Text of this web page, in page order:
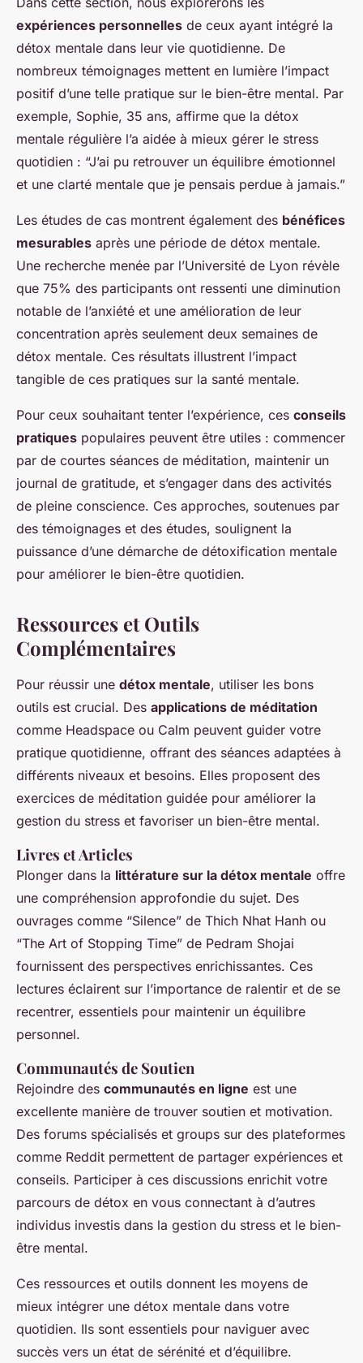
expériences personnelles de ceux ayant intégré la
détox mentale dans leur vie quotidienne. De
nombreux témoignages mettent en lumière l’impact
positif d’une telle pratique sur le bien-être mental. Par
exemple, Sophie, 35 ans, affirme que la détox
mentale régulière l’a aidée à mieux gérer le stress
quotidien : “J’ai pu retrouver un équilibre émotionnel
et une clarté mentale que je pensais perdue à jamais.”
Les études de cas montrent également des bénéfices
mesurables après une période de détox mentale.
Une recherche menée par l’Université de Lyon révèle
que 75% des participants ont ressenti une diminution
notable de l’anxiété et une amélioration de leur
concentration après seulement deux semaines de
détox mentale. Ces résultats illustrent l’impact
tangible de ces pratiques sur la santé mentale.
Pour ceux souhaitant tenter l’expérience, ces conseils
pratiques populaires peuvent être utiles : commencer
par de courtes séances de méditation, maintenir un
journal de gratitude, et s’engager dans des activités
de pleine conscience. Ces approches, soutenues par
des témoignages et des études, soulignent la
puissance d’une démarche de détoxification mentale
pour améliorer le bien-être quotidien.
Ressources et Outils
Complémentaires
Pour réussir une détox mentale, utiliser les bons
outils est crucial. Des applications de méditation
comme Headspace ou Calm peuvent guider votre
pratique quotidienne, offrant des séances adaptées à
différents niveaux et besoins. Elles proposent des
exercices de méditation guidée pour améliorer la
gestion du stress et favoriser un bien-être mental.
Livres et Articles
Plonger dans la littérature sur la détox mentale offre
une compréhension approfondie du sujet. Des
ouvrages comme “Silence” de Thich Nhat Hanh ou
“The Art of Stopping Time” de Pedram Shojai
fournissent des perspectives enrichissantes. Ces
lectures éclairent sur l’importance de ralentir et de se
recentrer, essentiels pour maintenir un équilibre
personnel.
Communautés de Soutien
Rejoindre des communautés en ligne est une
excellente manière de trouver soutien et motivation.
Des forums spécialisés et groups sur des plateformes
comme Reddit permettent de partager expériences et
conseils. Participer à ces discussions enrichit votre
parcours de détox en vous connectant à d’autres
individus investis dans la gestion du stress et le bien-
être mental.
Ces ressources et outils donnent les moyens de
mieux intégrer une détox mentale dans votre
quotidien. Ils sont essentiels pour naviguer avec
succès vers un état de sérénité et d’équilibre.